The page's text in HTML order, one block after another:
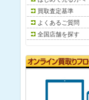
買取査定基準
よくあるご質問
全国店舗を探す